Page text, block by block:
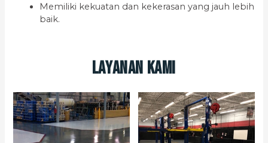
Memiliki kekuatan dan kekerasan yang jauh lebih
baik.
Layanan Kami